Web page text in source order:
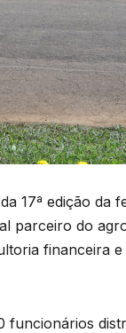
17ª edição da
parceiro do
financeira